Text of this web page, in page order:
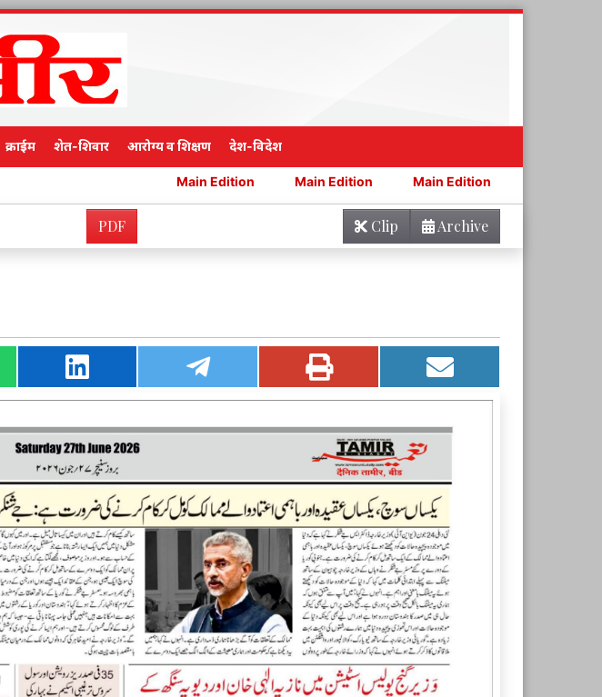
क्राईम शेत-शिवार आरोग्य व शिक्षण देश-विदेश
Main Edition Main Edition Main Edition
PDF Archive
Clip